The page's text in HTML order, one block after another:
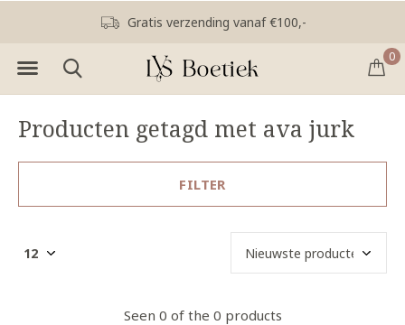
0
Gratis verzending vanaf €100,-
Producten getagd met ava jurk
FILTER
Seen 0 of the 0 products